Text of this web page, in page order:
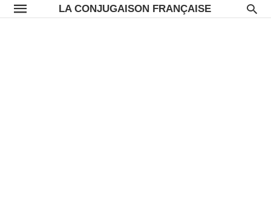
LA CONJUGAISON FRANÇAISE